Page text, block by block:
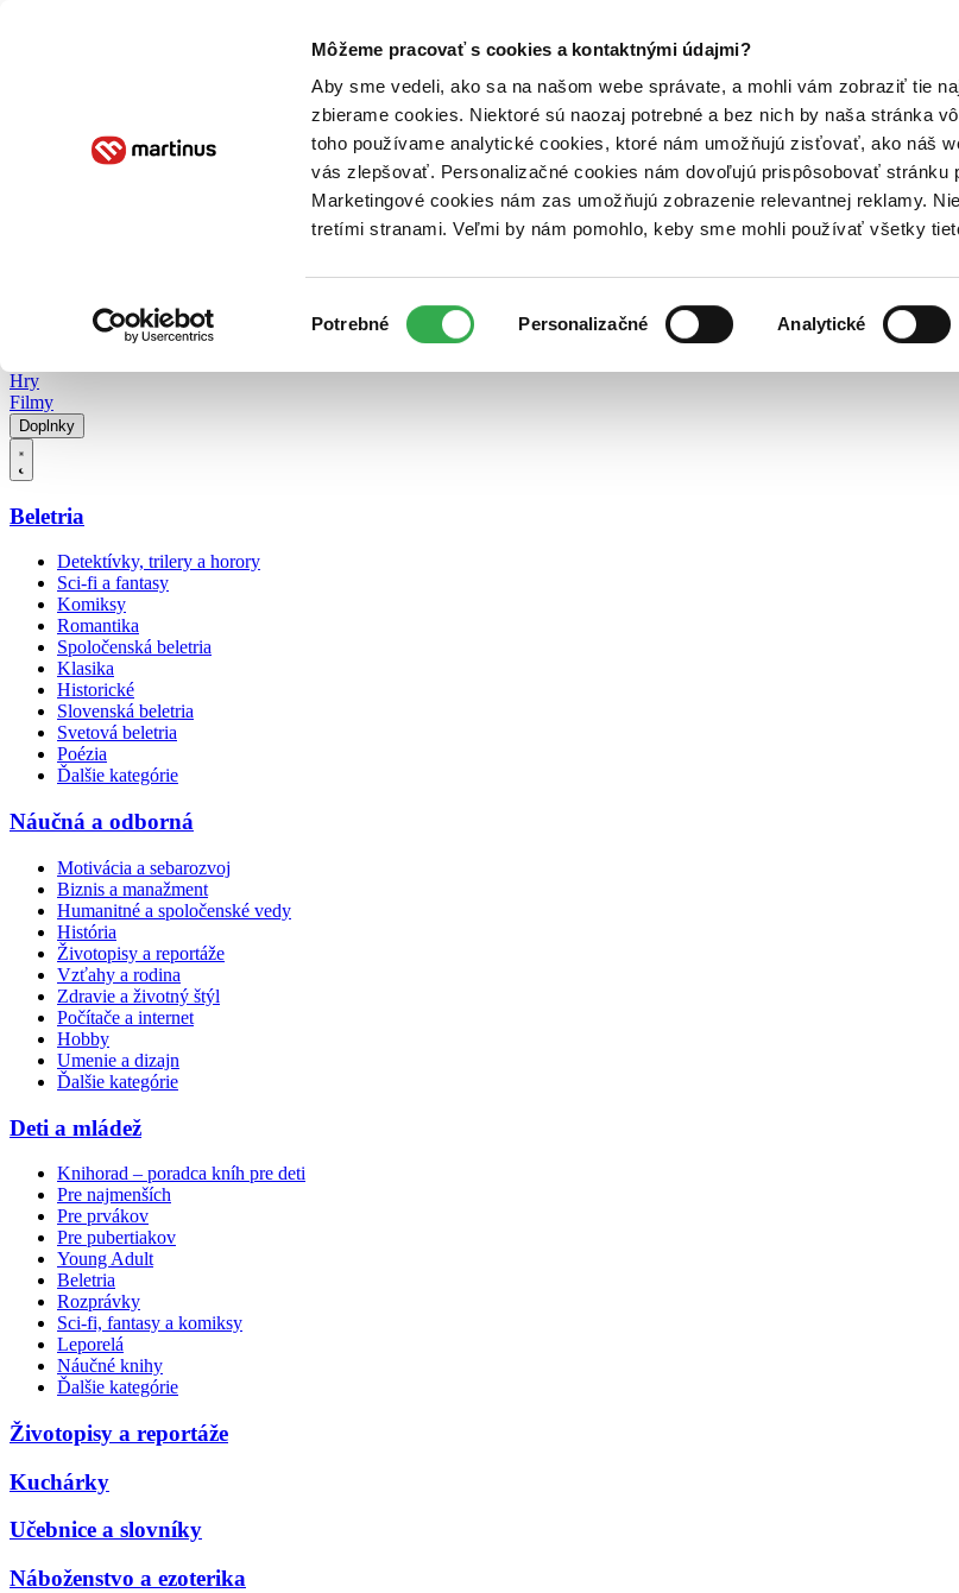
Môžeme pracovať s cookies a kontaktnými údajmi?
Aby sme vedeli, ako sa na našom webe správate, a mohli vám zobraziť tie
zbierame cookies. Niektoré sú naozaj potrebné a bez nich by naša stránka
toho používame analytické cookies, ktoré nám umožňujú zisťovať, ako náš
vás zlepšovať. Personalizačné cookies nám dovoľujú prispôsobovať stránku
Marketingové cookies nám zas umožňujú zobrazenie relevantnej reklamy.
tretími stranami. Veľmi by nám pomohlo, keby sme mohli používať všetky
súhlasu
Potrebné Personalizačné Analytické
Poukážky Kontakt
Hry
Filmy
Doplnky
Beletria
Detektívky, trilery a horory
Sci-fi a fantasy
Komiksy
Romantika
Spoločenská beletria
Klasika
Historické
Slovenská beletria
Svetová beletria
Poézia
Ďalšie kategórie
Náučná a odborná
Motivácia a sebarozvoj
Biznis a manažment
Humanitné a spoločenské vedy
História
Životopisy a reportáže
Vzťahy a rodina
Zdravie a životný štýl
Počítače a internet
Hobby
Umenie a dizajn
Ďalšie kategórie
Deti a mládež
Knihorad – poradca kníh pre deti
Pre najmenších
Pre prvákov
Pre pubertiakov
Young Adult
Beletria
Rozprávky
Sci-fi, fantasy a komiksy
Leporelá
Náučné knihy
Ďalšie kategórie
Životopisy a reportáže
Kuchárky
Učebnice a slovníky
Náboženstvo a ezoterika